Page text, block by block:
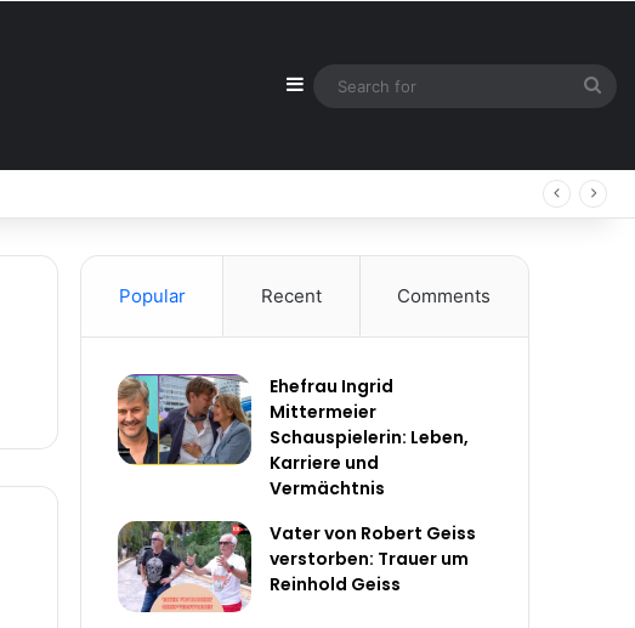
Sidebar
Popular Recent Comments
Ehefrau Ingrid
Mittermeier
Schauspielerin: Leben,
Karriere und
Vermächtnis
Vater von Robert Geiss
verstorben: Trauer um
Reinhold Geiss